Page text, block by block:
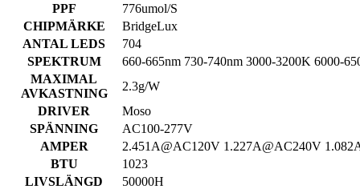
PPF
776umol/S
CHIPMÄRKE
BridgeLux
ANTAL LEDS
704
SPEKTRUM
660-665nm 730-740nm 3000-3200K 6000-
MAXIMAL
AVKASTNING
2.3g/W
DRIVER
Moso
SPÄNNING
AC100-277V
AMPER
2.451A@AC120V 1.227A@AC240V
BTU
1023
LIVSLÄNGD
50000H